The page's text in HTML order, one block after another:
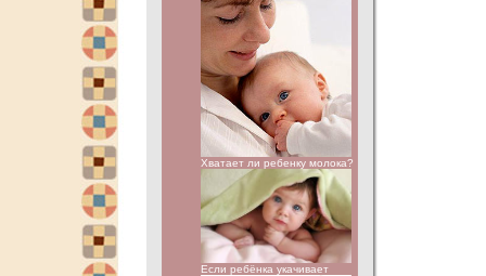
Хватает ли ребенку молока?
Если ребёнка укачивает